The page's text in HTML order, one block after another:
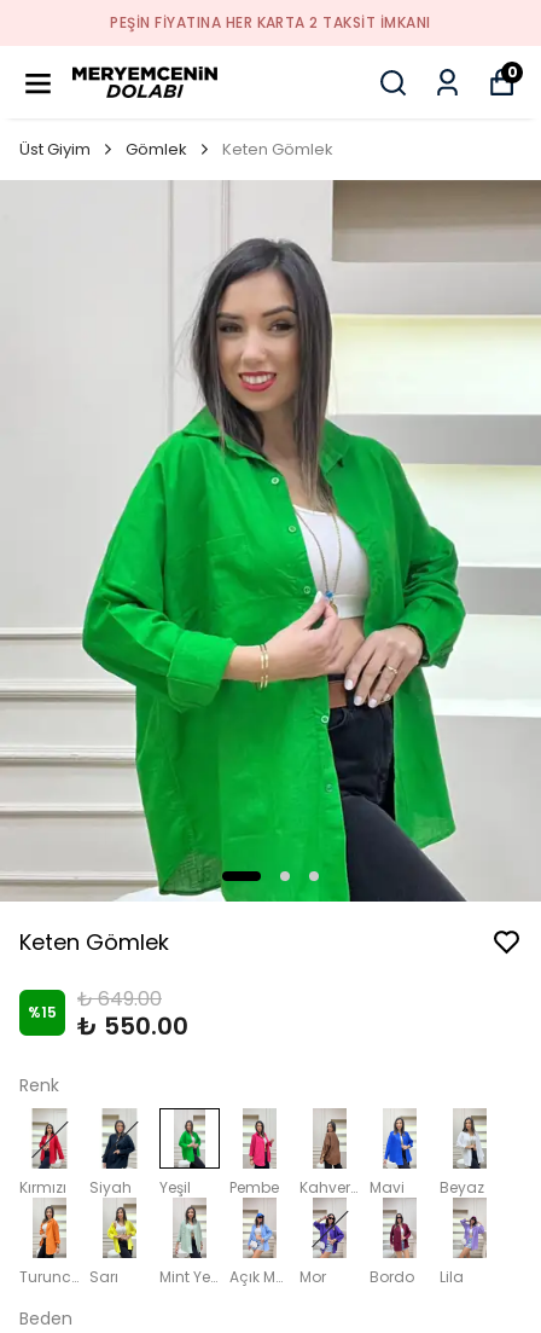
PEŞİN FİYATINA HER KARTA 2 TAKSİT İMKANI
0
Üst Giyim Gömlek Keten Gömlek
Keten Gömlek
%15 ₺ 649.00
₺ 550.00
Renk
Kırmızı Siyah Yeşil Pembe Kahverengi Mavi Beyaz
Turuncu Sarı Mint Yeşili Açık Mavi Mor Bordo Lila
Beden